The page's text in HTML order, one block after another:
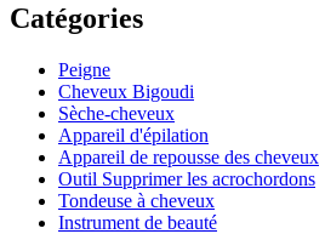
Catégories
Peigne
Cheveux Bigoudi
Sèche-cheveux
Appareil d'épilation
Appareil de repousse des cheveux
Outil Supprimer les acrochordons
Tondeuse à cheveux
Instrument de beauté